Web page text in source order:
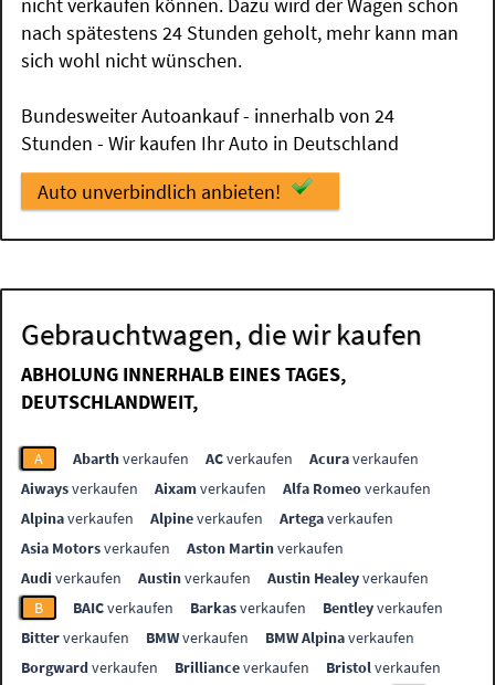
nach spätestens 24 Stunden geholt, mehr kann man
sich wohl nicht wünschen.
Bundesweiter Autoankauf - innerhalb von 24
Stunden - Wir kaufen Ihr Auto in Deutschland
Auto unverbindlich anbieten!
Gebrauchtwagen, die wir kaufen
ABHOLUNG INNERHALB EINES TAGES,
DEUTSCHLANDWEIT,
A Abarthverkaufen ACverkaufen Acuraverkaufen
Aiwaysverkaufen Aixamverkaufen Alfa Romeoverkaufen
Alpinaverkaufen Alpineverkaufen Artegaverkaufen
Asia Motorsverkaufen Aston Martinverkaufen
Audi verkaufen Austinverkaufen Austin Healeyverkaufen
B
BAICverkaufen Barkasverkaufen Bentleyverkaufen
Bitterverkaufen BMWverkaufen BMW Alpinaverkaufen
Borgwardverkaufen Brillianceverkaufen Bristolverkaufen